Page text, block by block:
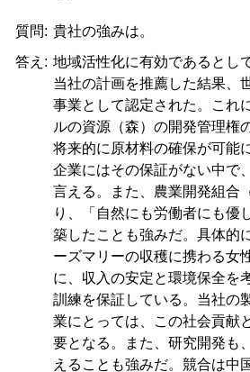
質問: 貴社の強みは。
答え: 地域活性化に有効であるとし
当社の計画を推薦した結果、
事業として認定された。これ
ルの資源（森）の開発管理権
将来的に原材料の確保が可能
企業にはその保証がない中で
言える。また、農業開発組合
り、「自然にも労働者にも優
築したことも強みだ。具体的
ーズマリーの収穫に携わる女
に、収入の安定と環境保全を
訓練を保証している。当社の
業にとっては、この社会貢献
要となる。また、研究開発も
えることも強みだ。競合は中